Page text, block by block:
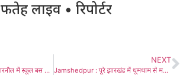
फतेह लाइव • रिपोर्टर
Hariyana : हरियाणा के नारनौल में स्कूल बस पलटने से 8 बच्चों की मौत, 37 घायल
NEXT
Jamshedpur : पूरे झारखंड में धूमधाम से मना ईद, गले मिल एक-दूसरे को दी मुबारकबाद